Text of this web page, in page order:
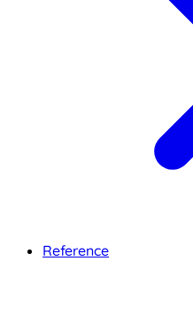
Reference